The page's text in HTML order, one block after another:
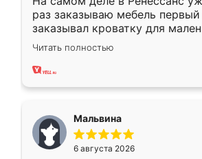
раз заказываю мебель первый
заказывал кроватку для
ребёнка при его рождении ,во
заказал шкаф-купе. По
хорошее сборка достаточно
меньше, здесь же он более
Мне нравится ,если что-то
мебели буду заказывать
Читать полностью
Мальвина
6 августа 2026